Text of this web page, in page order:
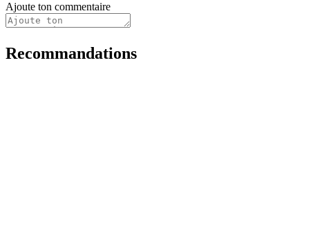
Ajoute ton commentaire
Recommandations